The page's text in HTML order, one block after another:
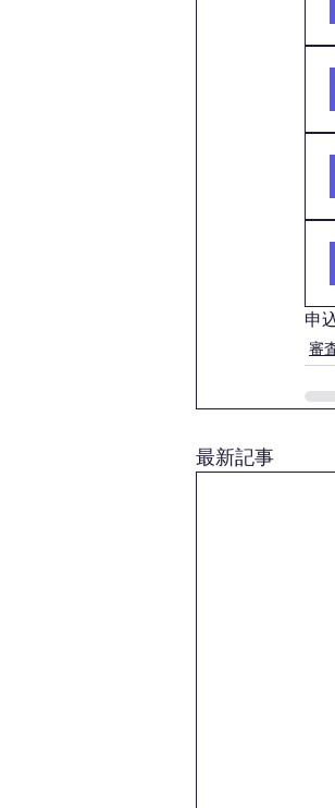
申
審
最新記事